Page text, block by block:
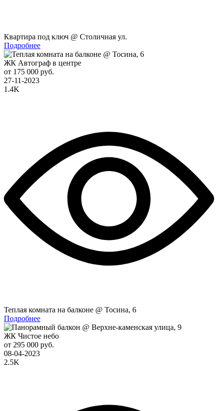
Квартира под ключ @ Столичная ул.
Подробнее
ЖК Автограф в центре
от 175 000 руб.
27-11-2023
1.4K
Теплая комната на балконе @ Тосина, 6
Подробнее
ЖК Чистое небо
от 295 000 руб.
08-04-2023
2.5K